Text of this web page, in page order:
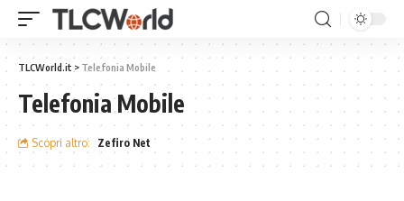
TLCWorld.it > Telefonia Mobile
Telefonia Mobile
Scopri altro: Zefiro Net